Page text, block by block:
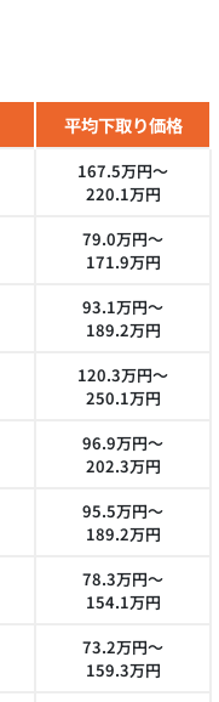
平均下取り価格
167.5万円～
220.1万円
79.0万円～
171.9万円
93.1万円～
189.2万円
120.3万円～
250.1万円
96.9万円～
202.3万円
95.5万円～
189.2万円
78.3万円～
154.1万円
73.2万円～
159.3万円